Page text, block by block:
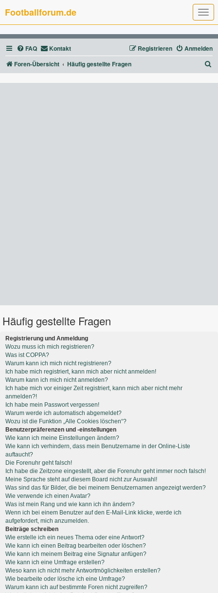
T
o
g
g
l
e
n
a
g
Footballforum.de
FAQ Kontakt Anmelden
Registrieren
Foren-Übersicht
Häufig gestellte Fragen
u
Häufig gestellte Fragen
Registrierung und Anmeldung
Wozu muss ich mich registrieren?
Was ist COPPA?
Warum kann ich mich nicht registrieren?
Ich habe mich registriert, kann mich aber nicht anmelden!
Warum kann ich mich nicht anmelden?
Ich habe mich vor einiger Zeit registriert, kann mich aber nicht mehr
anmelden?!
Ich habe mein Passwort vergessen!
Warum werde ich automatisch abgemeldet?
Wozu ist die Funktion „Alle Cookies löschen“?
Benutzerpräferenzen und -einstellungen
Wie kann ich meine Einstellungen ändern?
Wie kann ich verhindern, dass mein Benutzername in der Online-Liste
auftaucht?
Die Forenuhr geht falsch!
Ich habe die Zeitzone eingestellt, aber die Forenuhr geht immer noch falsch!
Meine Sprache steht auf diesem Board nicht zur Auswahl!
Was sind das für Bilder, die bei meinem Benutzernamen angezeigt werden?
Wie verwende ich einen Avatar?
Was ist mein Rang und wie kann ich ihn ändern?
Wenn ich bei einem Benutzer auf den E-Mail-Link klicke, werde ich
aufgefordert, mich anzumelden.
Beiträge schreiben
Wie erstelle ich ein neues Thema oder eine Antwort?
Wie kann ich einen Beitrag bearbeiten oder löschen?
Wie kann ich meinem Beitrag eine Signatur anfügen?
Wie kann ich eine Umfrage erstellen?
Wieso kann ich nicht mehr Antwortmöglichkeiten erstellen?
Wie bearbeite oder lösche ich eine Umfrage?
Warum kann ich auf bestimmte Foren nicht zugreifen?